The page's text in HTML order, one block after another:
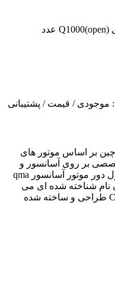
: موجودی / قیمت / پشتیبانی
اینورتر های شرکت QMA Electronics چین بر اساس موتور های
بر روی آسانسور و
بالابر پیاده سازی شده است .درایو کنترل دور موتور آسانسور qma
نام شناخته شده ای می
باشد. در انواع مختلف OPEN و CLOSE طراحی و ساخته شده